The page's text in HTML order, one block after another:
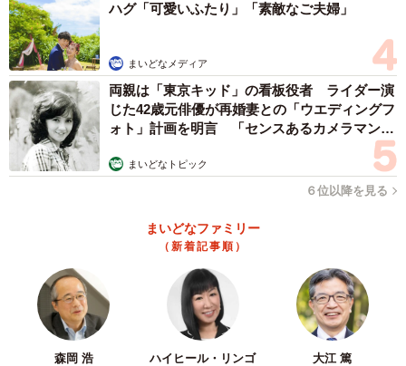
ハグ「可愛いふたり」「素敵なご夫婦」
まいどなメディア
両親は「東京キッド」の看板役者 ライダー演
じた42歳元俳優が再婚妻との「ウエディングフ
ォト」計画を明言 「センスあるカメラマン求
まいどなトピック
６位以降を見る
まいどなファミリー
（新着記事順）
森岡 浩 ハイヒール・リンゴ 大江 篤